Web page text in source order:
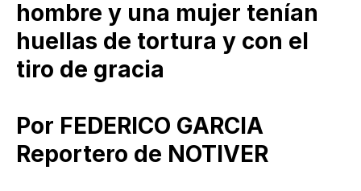
hombre y una mujer tenían
huellas de tortura y con el
tiro de gracia
Por FEDERICO GARCIA
Reportero de NOTIVER